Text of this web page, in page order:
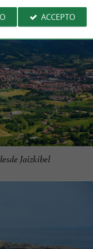
Jaizkibel
ACCEPTO